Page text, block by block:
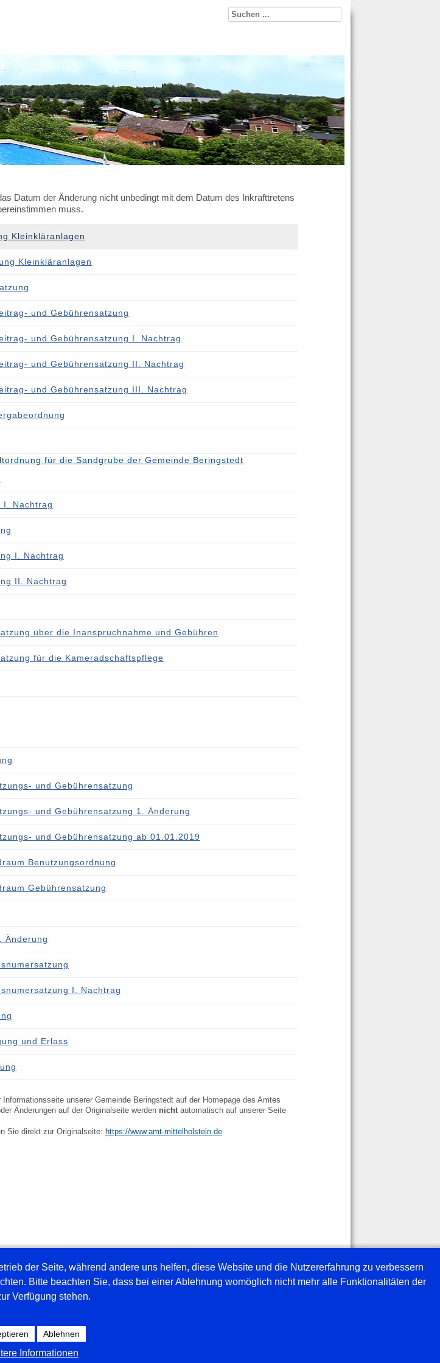
Datum der Änderung nicht unbedingt mit dem Datum des Inkrafttretens
muss.
Kleinkläranlagen
Kleinkläranlagen
und Gebührensatzung
und Gebührensatzung I. Nachtrag
und Gebührensatzung II. Nachtrag
und Gebührensatzung III. Nachtrag
für die Sandgrube der Gemeinde Beringstedt
I. Nachtrag
I. Nachtrag
II. Nachtrag
über die Inanspruchnahme und Gebühren
für die Kameradschaftspflege
und Gebührensatzung
und Gebührensatzung 1. Änderung
und Gebührensatzung ab 01.01.2019
Benutzungsordnung
Gebührensatzung
Änderung
I. Nachtrag
und Erlass
unserer Gemeinde Beringstedt auf der Homepage des Amtes
Änderungen auf der Originalseite werden nichtautomatisch auf unserer Seite
Sie direkt zur Originalseite: https://www.amt-mittelholstein.de
Weblinks
der Seite, während andere uns helfen, diese Website und die Nutzererfahrung zu verbessern
Bitte beachten Sie, dass bei einer Ablehnung womöglich nicht mehr alle Funktionalitäten der
Verfügung stehen.
Ablehnen
Informationen